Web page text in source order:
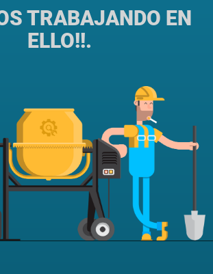
TRABAJANDO EN
ELLO!!.